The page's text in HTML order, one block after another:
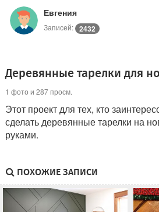
Евгения
Записей: 2432
Деревянные тарелки для
1 фото и 287 просм.
Этот проект для тех, кто
сделать деревянные тарелки на
руками.
ПОХОЖИЕ ЗАПИСИ